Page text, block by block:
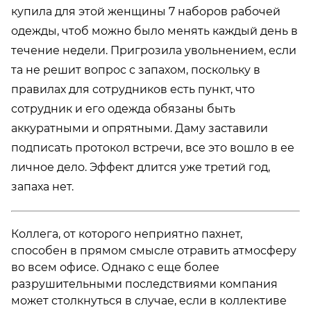
купила для этой женщины 7 наборов рабочей
одежды, чтоб можно было менять каждый день в
течение недели. Пригрозила увольнением, если
та не решит вопрос с запахом, поскольку в
правилах для сотрудников есть пункт, что
сотрудник и его одежда обязаны быть
аккуратными и опрятными. Даму заставили
подписать протокол встречи, все это вошло в ее
личное дело. Эффект длится уже третий год,
запаха нет.
Коллега, от которого неприятно пахнет,
способен в прямом смысле отравить атмосферу
во всем офисе. Однако с еще более
разрушительными последствиями компания
может столкнуться в случае, если в коллективе